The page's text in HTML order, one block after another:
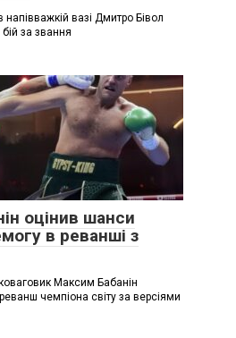
напівважкій вазі Дмитро Бівол
за звання
оцінив шанси
в реванші з
Максим Бабанін
чемпіона світу за версіями